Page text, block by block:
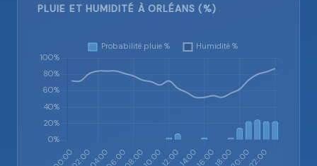
PLUIE ET HUMIDITÉ À ORLÉANS (%)